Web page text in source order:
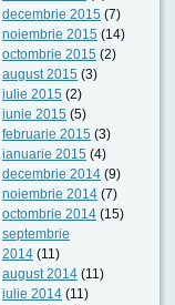
decembrie 2015 (7)
noiembrie 2015 (14)
octombrie 2015 (2)
august 2015 (3)
iulie 2015 (2)
iunie 2015 (5)
februarie 2015 (3)
ianuarie 2015 (4)
decembrie 2014 (9)
noiembrie 2014 (7)
octombrie 2014 (15)
septembrie
2014 (11)
august 2014 (11)
iulie 2014 (11)